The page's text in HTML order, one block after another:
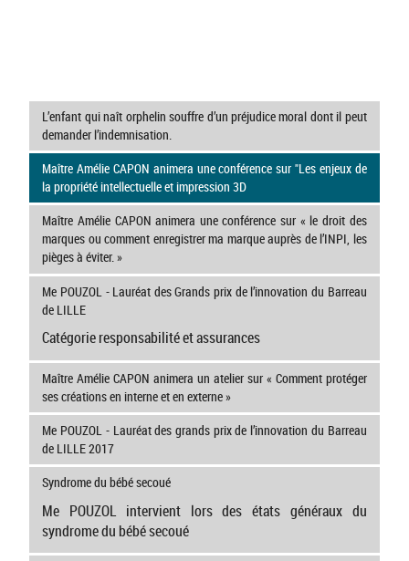
L’enfant qui naît orphelin souffre d’un préjudice moral dont il peut
demander l’indemnisation.
Maître Amélie CAPON animera une conférence sur "Les enjeux de
la propriété intellectuelle et impression 3D
Maître Amélie CAPON animera une conférence sur « le droit des
marques ou comment enregistrer ma marque auprès de l’INPI, les
pièges à éviter. »
Me POUZOL - Lauréat des Grands prix de l’innovation du Barreau
de LILLE
Catégorie responsabilité et assurances
Maître Amélie CAPON animera un atelier sur « Comment protéger
ses créations en interne et en externe »
Me POUZOL - Lauréat des grands prix de l’innovation du Barreau
de LILLE 2017
Syndrome du bébé secoué
Me POUZOL intervient lors des états généraux du
syndrome du bébé secoué